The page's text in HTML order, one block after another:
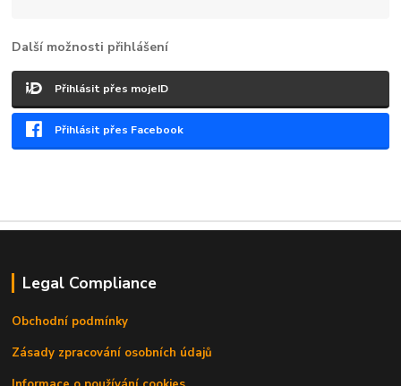
Další možnosti přihlášení
Přihlásit přes mojeID
Přihlásit přes Facebook
Legal Compliance
Obchodní podmínky
Zásady zpracování osobních údajů